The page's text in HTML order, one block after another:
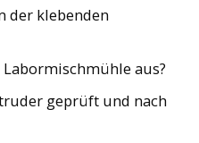
der klebenden
aus?
geprüft und nach